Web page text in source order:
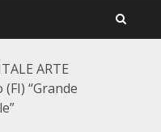
ARTE
“Grande